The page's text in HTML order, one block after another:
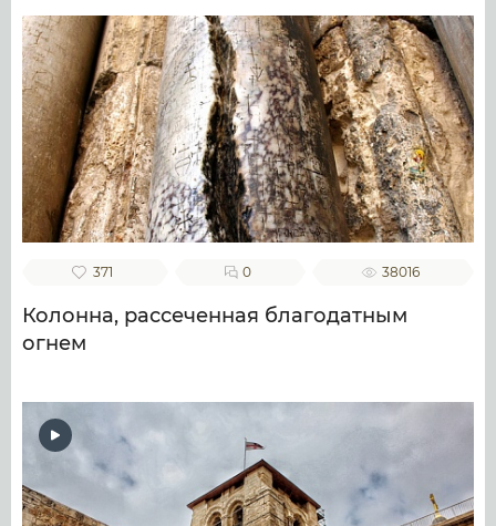
371 0 38016
Колонна, рассеченная благодатным
огнем